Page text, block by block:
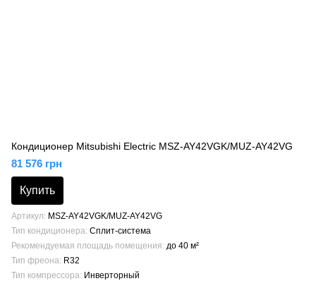
Кондиционер Mitsubishi Electric MSZ-AY42VGK/MUZ-AY42VG
81 576 грн
Купить
Артикул
MSZ-AY42VGK/MUZ-AY42VG
Тип кондиционера Сплит-система
Рекомендуемая площадь помещения до 40 м²
Тип фреона R32
Тип компрессора Инверторный